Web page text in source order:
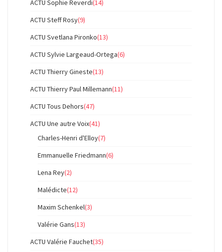
ACTU Sophie Reverdi(14)
ACTU Steff Rosy(9)
ACTU Svetlana Pironko(13)
ACTU Sylvie Largeaud-Ortega(6)
ACTU Thierry Gineste(13)
ACTU Thierry Paul Millemann(11)
ACTU Tous Dehors(47)
ACTU Une autre Voix(41)
Charles-Henri d'Elloy(7)
Emmanuelle Friedmann(6)
Lena Rey(2)
Malédicte(12)
Maxim Schenkel(3)
Valérie Gans(13)
ACTU Valérie Fauchet(35)